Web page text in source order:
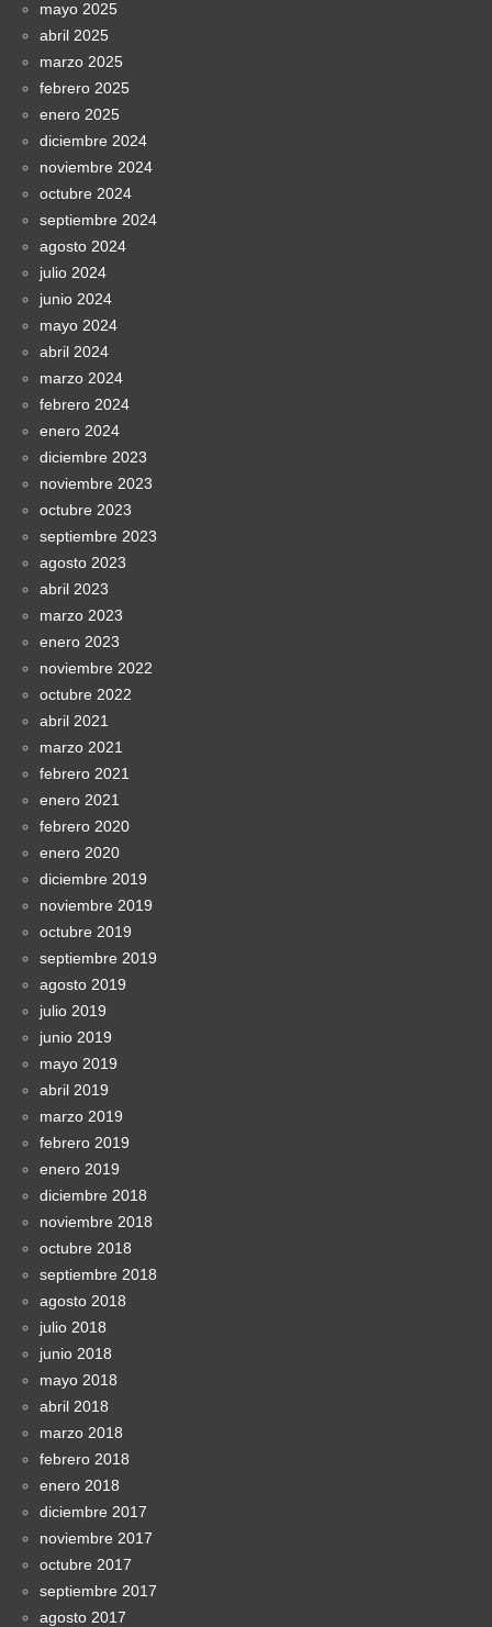
mayo 2025
abril 2025
marzo 2025
febrero 2025
enero 2025
diciembre 2024
noviembre 2024
octubre 2024
septiembre 2024
agosto 2024
julio 2024
junio 2024
mayo 2024
abril 2024
marzo 2024
febrero 2024
enero 2024
diciembre 2023
noviembre 2023
octubre 2023
septiembre 2023
agosto 2023
abril 2023
marzo 2023
enero 2023
noviembre 2022
octubre 2022
abril 2021
marzo 2021
febrero 2021
enero 2021
febrero 2020
enero 2020
diciembre 2019
noviembre 2019
octubre 2019
septiembre 2019
agosto 2019
julio 2019
junio 2019
mayo 2019
abril 2019
marzo 2019
febrero 2019
enero 2019
diciembre 2018
noviembre 2018
octubre 2018
septiembre 2018
agosto 2018
julio 2018
junio 2018
mayo 2018
abril 2018
marzo 2018
febrero 2018
enero 2018
diciembre 2017
noviembre 2017
octubre 2017
septiembre 2017
agosto 2017